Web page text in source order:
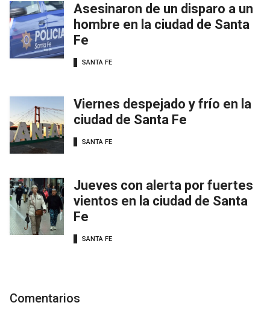
Asesinaron de un disparo a un
hombre en la ciudad de Santa
Fe
SANTA FE
Viernes despejado y frío en la
ciudad de Santa Fe
SANTA FE
Jueves con alerta por fuertes
vientos en la ciudad de Santa
Fe
SANTA FE
Comentarios